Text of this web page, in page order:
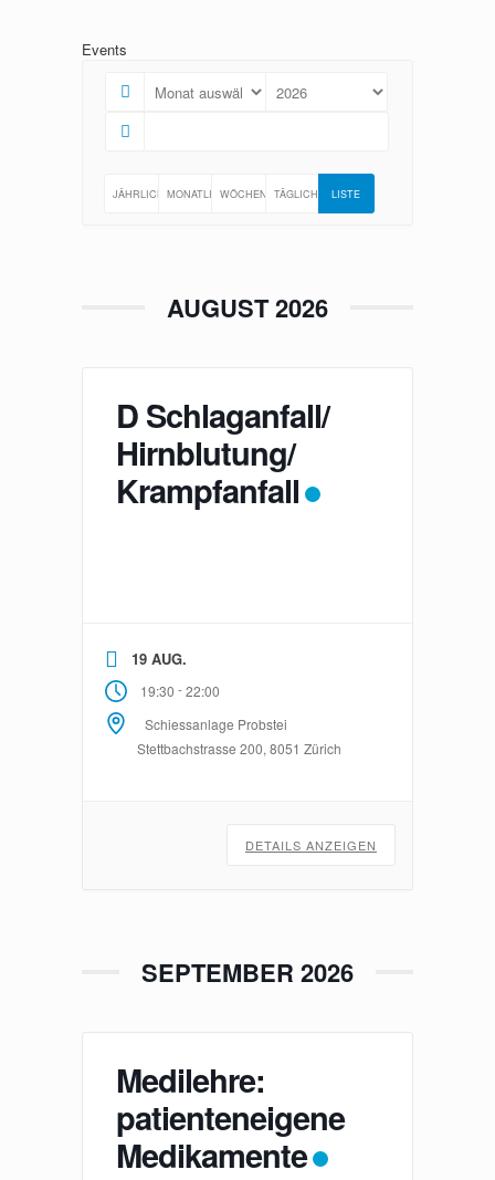
Events
JÄHRLICH MONATLICHWÖCHENTLICH
TÄGLICH LISTE
AUGUST 2026
D Schlaganfall/
Hirnblutung/
Krampfanfall
19 AUG.
19:30 -22:00
Schiessanlage Probstei
Stettbachstrasse 200, 8051 Zürich
DETAILS ANZEIGEN
SEPTEMBER 2026
Medilehre:
patienteneigene
Medikamente